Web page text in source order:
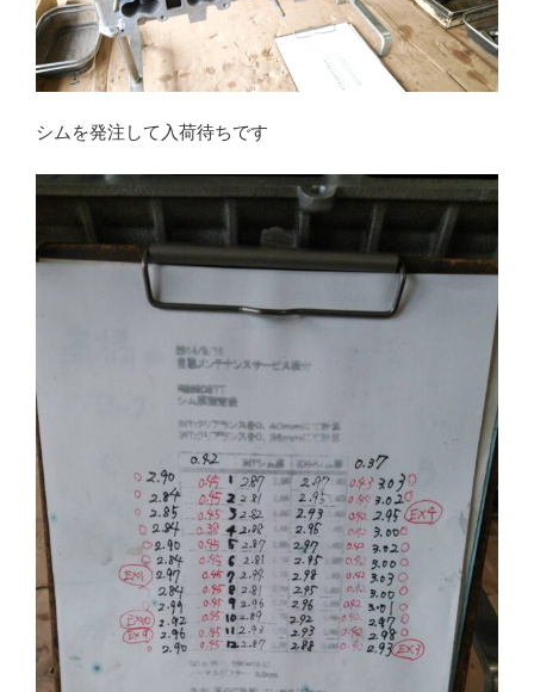
シムを発注して入荷待ちです